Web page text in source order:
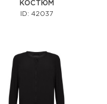
КОСТЮМ
ID: 42037